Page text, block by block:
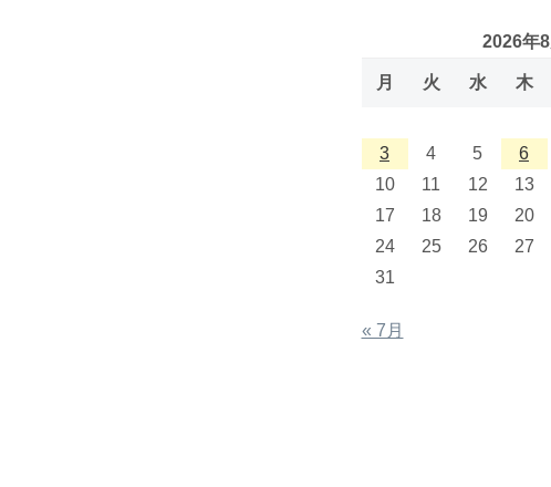
2026年8
月 火 水 木
3
4 5 6
10
11 12 13
17
18 19 20
24
25 26 27
31
« 7月